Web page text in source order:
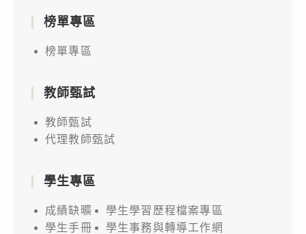
榜單專區
榜單專區
教師甄試
教師甄試
代理教師甄試
學生專區
成績缺曠
學生學習歷程檔案專區
學生手冊
學生事務與轉導工作網